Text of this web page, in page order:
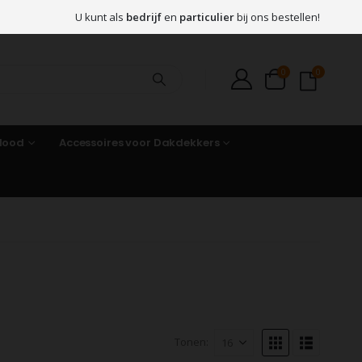
U kunt als bedrijfen particulierbij ons bestellen!
0 0
Accessoires voor Dakdekkers